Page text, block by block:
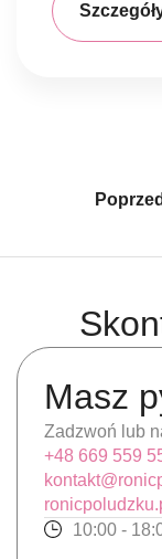
Masz
Zadzwoń lub
+48 669 559
10:00 -